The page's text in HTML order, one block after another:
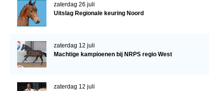
zaterdag 26 juli
Uitslag Regionale keuring Noord
zaterdag 12 juli
Machtige kampioenen bij NRPS regio West
zaterdag 12 juli